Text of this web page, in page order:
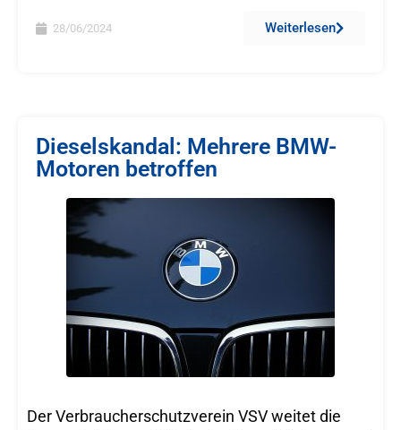
28/06/2024 Weiterlesen
Dieselskandal: Mehrere BMW-
Motoren betroffen
Der Verbraucherschutzverein VSV weitet die